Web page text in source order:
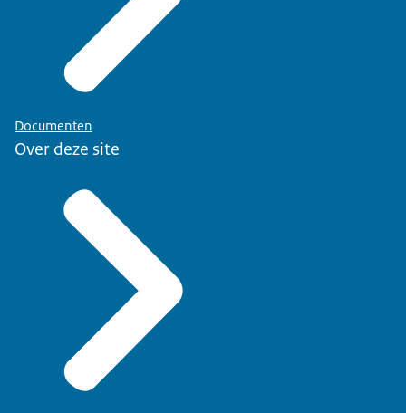
Documenten
Over deze site